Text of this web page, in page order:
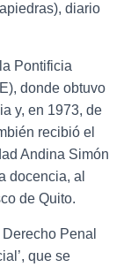
diario
Pontificia
donde obtuvo
y, en 1973, de
recibió el
Andina Simón
docencia, al
de Quito.
Penal
que se